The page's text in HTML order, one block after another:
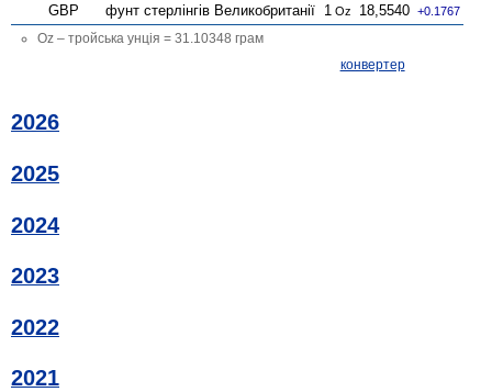
GBP фунт стерлінгів Велико­британії 1 Oz 18,5540 +0.1767
Oz – тройська унція = 31.10348 грам
конвертер
2026
2025
2024
2023
2022
2021